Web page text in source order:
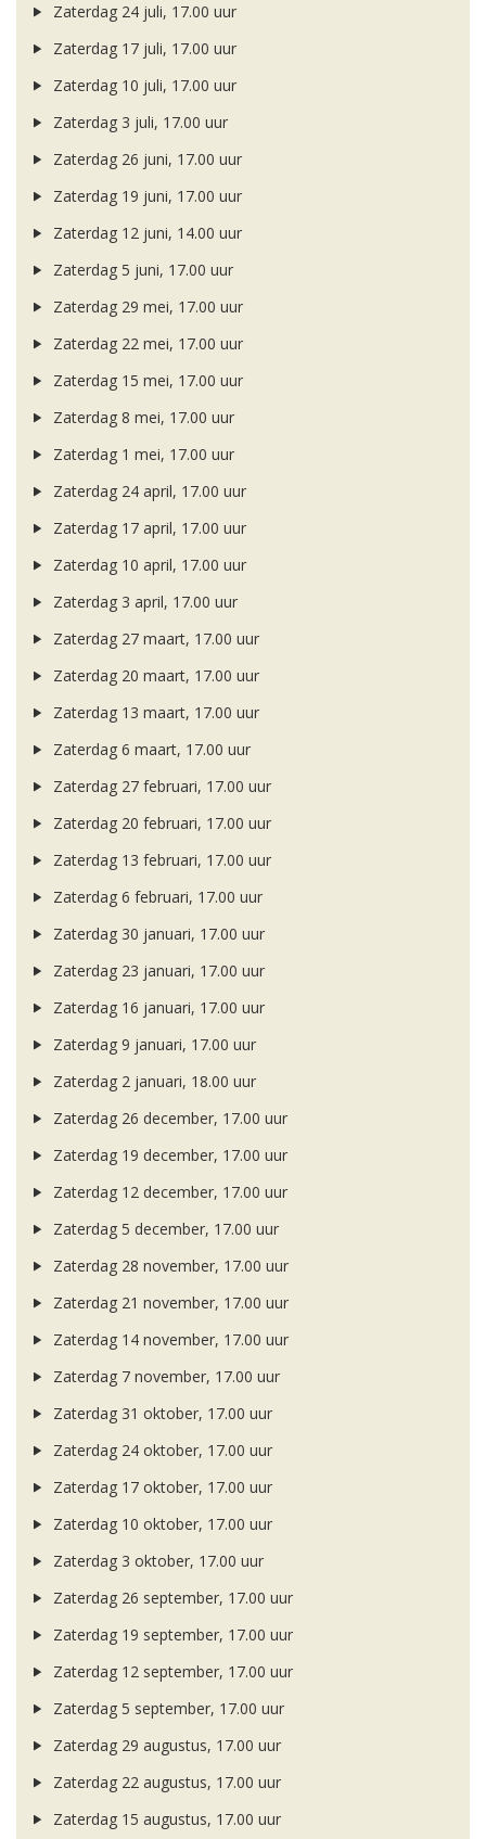
Zaterdag 24 juli, 17.00 uur
Zaterdag 17 juli, 17.00 uur
Zaterdag 10 juli, 17.00 uur
Zaterdag 3 juli, 17.00 uur
Zaterdag 26 juni, 17.00 uur
Zaterdag 19 juni, 17.00 uur
Zaterdag 12 juni, 14.00 uur
Zaterdag 5 juni, 17.00 uur
Zaterdag 29 mei, 17.00 uur
Zaterdag 22 mei, 17.00 uur
Zaterdag 15 mei, 17.00 uur
Zaterdag 8 mei, 17.00 uur
Zaterdag 1 mei, 17.00 uur
Zaterdag 24 april, 17.00 uur
Zaterdag 17 april, 17.00 uur
Zaterdag 10 april, 17.00 uur
Zaterdag 3 april, 17.00 uur
Zaterdag 27 maart, 17.00 uur
Zaterdag 20 maart, 17.00 uur
Zaterdag 13 maart, 17.00 uur
Zaterdag 6 maart, 17.00 uur
Zaterdag 27 februari, 17.00 uur
Zaterdag 20 februari, 17.00 uur
Zaterdag 13 februari, 17.00 uur
Zaterdag 6 februari, 17.00 uur
Zaterdag 30 januari, 17.00 uur
Zaterdag 23 januari, 17.00 uur
Zaterdag 16 januari, 17.00 uur
Zaterdag 9 januari, 17.00 uur
Zaterdag 2 januari, 18.00 uur
Zaterdag 26 december, 17.00 uur
Zaterdag 19 december, 17.00 uur
Zaterdag 12 december, 17.00 uur
Zaterdag 5 december, 17.00 uur
Zaterdag 28 november, 17.00 uur
Zaterdag 21 november, 17.00 uur
Zaterdag 14 november, 17.00 uur
Zaterdag 7 november, 17.00 uur
Zaterdag 31 oktober, 17.00 uur
Zaterdag 24 oktober, 17.00 uur
Zaterdag 17 oktober, 17.00 uur
Zaterdag 10 oktober, 17.00 uur
Zaterdag 3 oktober, 17.00 uur
Zaterdag 26 september, 17.00 uur
Zaterdag 19 september, 17.00 uur
Zaterdag 12 september, 17.00 uur
Zaterdag 5 september, 17.00 uur
Zaterdag 29 augustus, 17.00 uur
Zaterdag 22 augustus, 17.00 uur
Zaterdag 15 augustus, 17.00 uur